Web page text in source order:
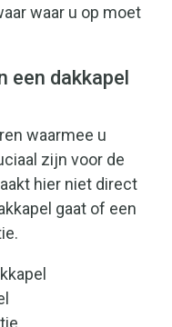
waar u op moet
een dakkapel
waarmee u
zijn voor de
hier niet direct
gaat of een